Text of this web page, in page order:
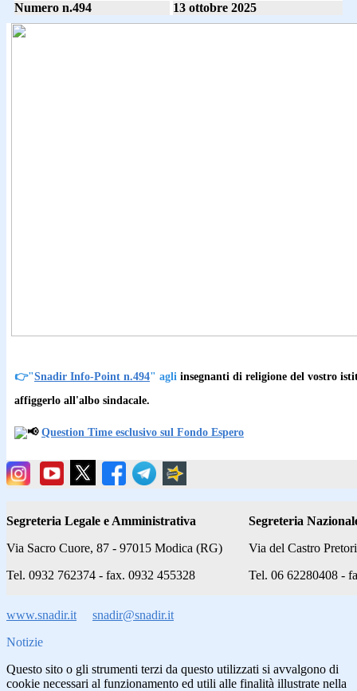
Numero n.494 13 ottobre 2025
👉"Snadir Info-Point n.494" agli insegnanti di religione del vostro
affiggerlo all'albo sindacale.
Question Time esclusivo sul Fondo Espero
Segreteria Legale e Amministrativa
Via Sacro Cuore, 87 - 97015 Modica (RG)
Tel. 0932 762374 - fax. 0932 455328
Segreteria
Via del Castro
Tel. 06 62280408 -
www.snadir.it
snadir@snadir.it
Notizie
Questo sito o gli strumenti terzi da questo utilizzati si avvalgono di
cookie necessari al funzionamento ed utili alle finalità illustrate nella